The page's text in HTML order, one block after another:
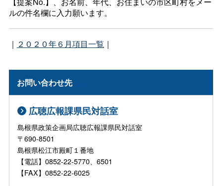
ルの件名欄に入力願います。
｜ ２０２０年６月項目一覧 ｜
お問い合わせ先
広聴広報課県民対話室
島根県政策企画局広聴広報課県民対話室
〒690-8501
島根県松江市殿町１番地
【電話】0852-22-5770、6501
【FAX】0852-22-6025